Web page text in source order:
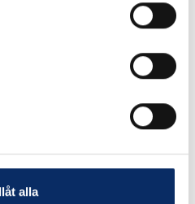
alla
Lägg i varukorg
tittat på